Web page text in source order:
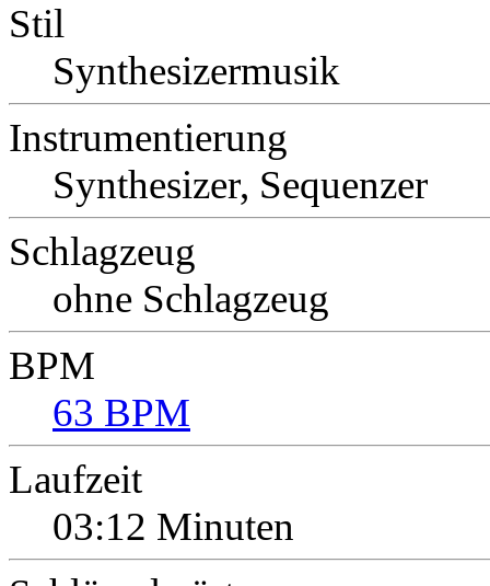
Stil
Synthesizermusik
Instrumentierung
Synthesizer, Sequenzer
Schlagzeug
ohne Schlagzeug
BPM
63 BPM
Laufzeit
03:12 Minuten